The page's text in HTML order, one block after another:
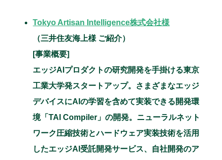
Tokyo Artisan Intelligence株式会社様
（三井住友海上様 ご紹介）
[事業概要]
エッジAIプロダクトの研究開発を手掛ける東京
工業大学発スタートアップ。さまざまなエッジ
デバイスにAIの学習を含めて実装できる開発環
境「TAI Compiler」の開発。ニューラルネット
ワーク圧縮技術とハードウェア実装技術を活用
したエッジAI受託開発サービス、自社開発のア